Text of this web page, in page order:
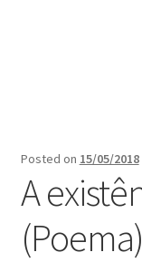
Posted on 15/05/2018
A
(Poema)